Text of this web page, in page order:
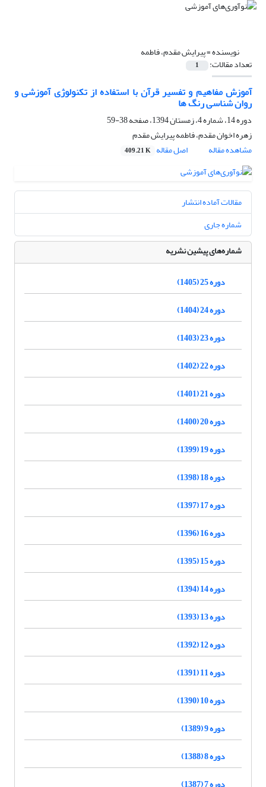
نویسنده =پیرایش مقدم، فاطمه
تعداد مقالات: 1
آموزش مفاهیم و تفسیر قرآن با استفاده از تکنولوژی آموزشی و
روان شناسی رنگ ها
دوره 14، شماره 4، زمستان 1394، صفحه
38-59
زهره اخوان مقدم، فاطمه پیرایش مقدم
مشاهده مقاله
اصل مقاله 409.21 K
مقالات آماده انتشار
شماره جاری
شماره‌های پیشین نشریه
دوره 25 (1405)
دوره 24 (1404)
دوره 23 (1403)
دوره 22 (1402)
دوره 21 (1401)
دوره 20 (1400)
دوره 19 (1399)
دوره 18 (1398)
دوره 17 (1397)
دوره 16 (1396)
دوره 15 (1395)
دوره 14 (1394)
دوره 13 (1393)
دوره 12 (1392)
دوره 11 (1391)
دوره 10 (1390)
دوره 9 (1389)
دوره 8 (1388)